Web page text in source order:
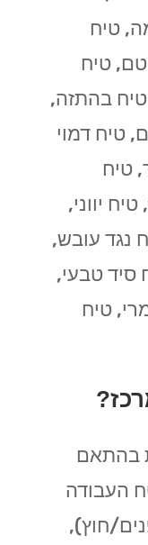
טיח
טיח
טיח בהתזה,
טיח דמוי
טיח
יווני,
נגד עובש,
סיד טבעי,
טיח
בהתאם
העבודה
חוץ),